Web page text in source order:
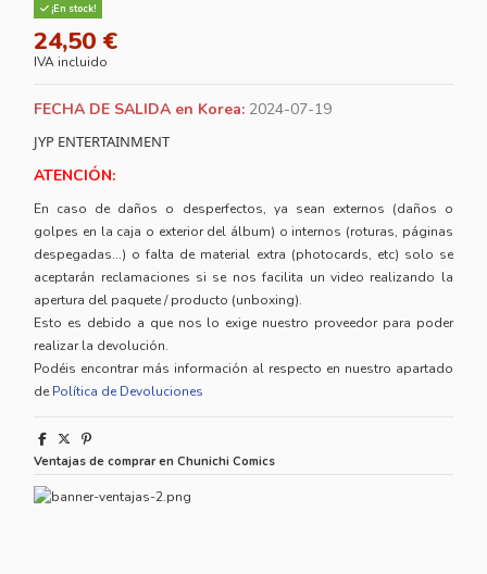
¡En stock!
24,50 €
IVA incluido
FECHA DE SALIDA en Korea: 2024-07-19
JYP ENTERTAINMENT
ATENCIÓN:
En caso de daños o desperfectos, ya sean externos (daños o
golpes en la caja o exterior del álbum) o internos (roturas, páginas
despegadas...) o falta de material extra (photocards, etc) solo se
aceptarán reclamaciones si se nos facilita un video realizando la
apertura del paquete / producto (unboxing).
Esto es debido a que nos lo exige nuestro proveedor para poder
realizar la devolución.
Podéis encontrar más información al respecto en nuestro apartado
de Política de Devoluciones
Ventajas de comprar en Chunichi Comics